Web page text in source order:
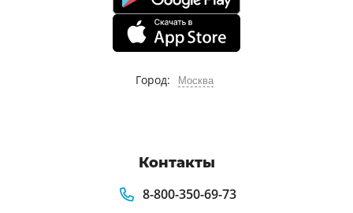
Город: Москва
Контакты
8-800-350-69-73